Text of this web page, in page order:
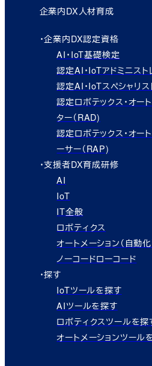
企業内DX人材育成
・企業内DX認定資格
AI・IoT基礎検定
認定AI・IoTアドミニスト
認定AI・IoTスペシャリス
認定ロボテックス・オー
ター（RAD)
認定ロボテックス・オー
ーサー（RAP)
・支援者DX育成研修
AI
IoT
IT全般
ロボティクス
オートメーション（自動化
ノーコードローコード
・探す
IoTツールを探す
AIツールを探す
ロボティクスツールを探
オートメーションツール